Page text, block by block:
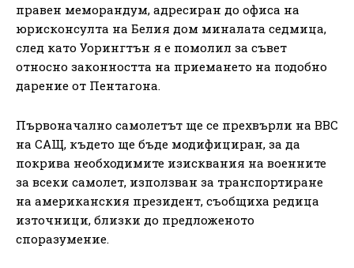
правен меморандум, адресиран до офиса на
юрисконсулта на Белия дом миналата седмица,
след като Уорингтън я е помолил за съвет
относно законността на приемането на подобно
дарение от Пентагона.
Първоначално самолетът ще се прехвърли на ВВС
на САЩ, където ще бъде модифициран, за да
покрива необходимите изисквания на военните
за всеки самолет, използван за транспортиране
на американския президент, съобщиха редица
източници, близки до предложеното
споразумение.